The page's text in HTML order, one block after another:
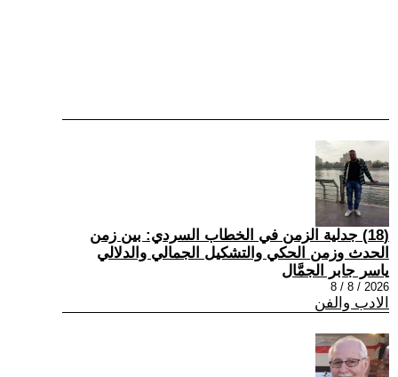
(18) جدلية الزمن في الخطاب السردي: بين زمن
الحدث وزمن الحكي والتشكيل الجمالي والدلالي
ياسر جابر الجمَّال
2026 / 8 / 8
الادب والفن